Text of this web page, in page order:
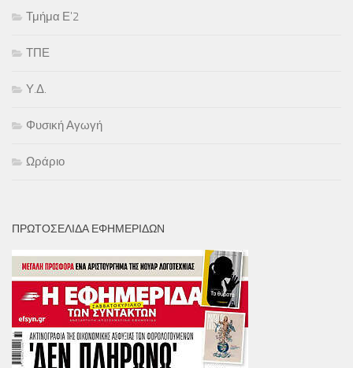
Τμήμα Ε'2
ΤΠΕ
Υ.Δ.
Φυσική Αγωγή
Ωράριο
ΠΡΩΤΟΣΕΛΙΔΑ ΕΦΗΜΕΡΙΔΩΝ